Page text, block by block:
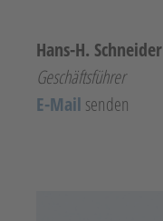
Hans-H. Schneider
Geschäftsführer
E-Mail senden